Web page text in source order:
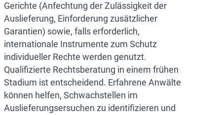
Gerichte (Anfechtung der Zulässigkeit der
Auslieferung, Einforderung zusätzlicher
Garantien) sowie, falls erforderlich,
internationale Instrumente zum Schutz
individueller Rechte werden genutzt.
Qualifizierte Rechtsberatung in einem frühen
Stadium ist entscheidend. Erfahrene Anwälte
können helfen, Schwachstellen im
Auslieferungsersuchen zu identifizieren und